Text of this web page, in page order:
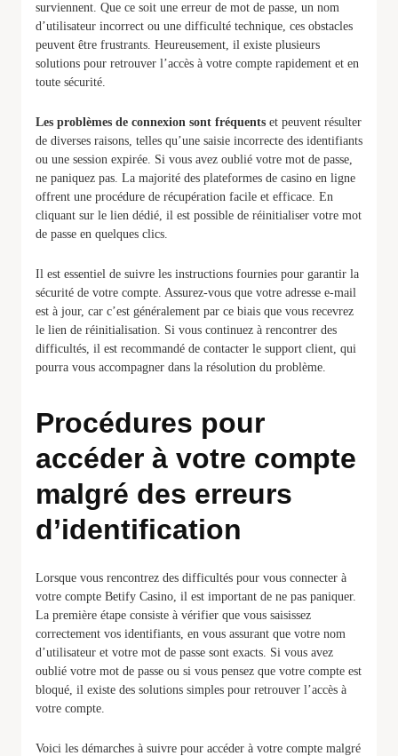
surviennent. Que ce soit une erreur de mot de passe, un nom
d’utilisateur incorrect ou une difficulté technique, ces obstacles
peuvent être frustrants. Heureusement, il existe plusieurs
solutions pour retrouver l’accès à votre compte rapidement et en
toute sécurité.
Les problèmes de connexion sont fréquents et peuvent résulter
de diverses raisons, telles qu’une saisie incorrecte des identifiants
ou une session expirée. Si vous avez oublié votre mot de passe,
ne paniquez pas. La majorité des plateformes de casino en ligne
offrent une procédure de récupération facile et efficace. En
cliquant sur le lien dédié, il est possible de réinitialiser votre mot
de passe en quelques clics.
Il est essentiel de suivre les instructions fournies pour garantir la
sécurité de votre compte. Assurez-vous que votre adresse e-mail
est à jour, car c’est généralement par ce biais que vous recevrez
le lien de réinitialisation. Si vous continuez à rencontrer des
difficultés, il est recommandé de contacter le support client, qui
pourra vous accompagner dans la résolution du problème.
Procédures pour
accéder à votre compte
malgré des erreurs
d’identification
Lorsque vous rencontrez des difficultés pour vous connecter à
votre compte Betify Casino, il est important de ne pas paniquer.
La première étape consiste à vérifier que vous saisissez
correctement vos identifiants, en vous assurant que votre nom
d’utilisateur et votre mot de passe sont exacts. Si vous avez
oublié votre mot de passe ou si vous pensez que votre compte est
bloqué, il existe des solutions simples pour retrouver l’accès à
votre compte.
Voici les démarches à suivre pour accéder à votre compte malgré